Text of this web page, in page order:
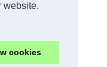
website.
cookies